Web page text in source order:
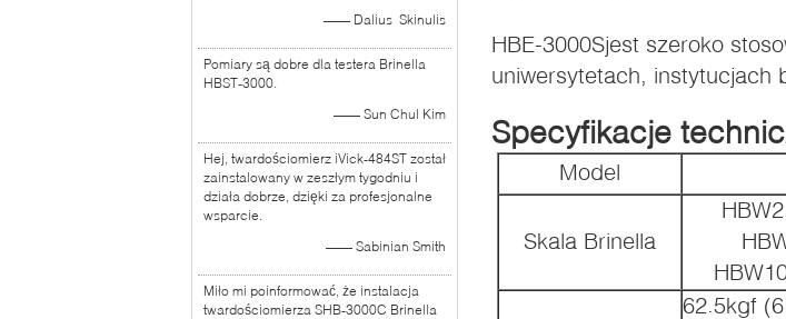
—— Dalius Skinulis
Pomiary są dobre dla testera Brinella
HBST-3000.
—— Sun Chul Kim
Hej, twardościomierz iVick-484ST został
zainstalowany w zeszłym tygodniu i
działa dobrze, dzięki za profesjonalne
wsparcie.
—— Sabinian Smith
Miło mi poinformować, że instalacja
twardościomierza SHB-3000C Brinella
HBE-3000Sjest szeroko
uniwersytetach, instytucjach
Specyfikacje
Model
Skala Brinella
62.5kgf